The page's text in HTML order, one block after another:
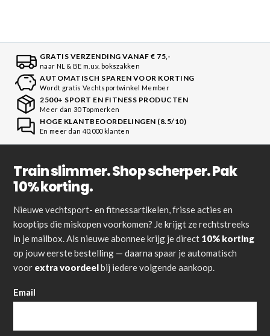
GRATIS VERZENDING VANAF € 75,-
naar NL & BE m.u.v. bokszakken
AUTOMATISCH SPAREN VOOR KORTING
Wordt gratis Vechtsportwinkel Member
2500+ SPORT EN FITNESS PRODUCTEN
Meer dan 30 Topmerken
HOGE KLANTBEOORDELINGEN (8.5/10)
En meer dan 40.000 klanten
Train slimmer. Shop scherper. Pak
10% korting.
Nieuwe vechtsport- en fitnessartikelen, frisse acties en
kooptips die miskopen voorkomen? Je krijgt ze rechtstreeks
in je mailbox. Als nieuwe abonnee krijg je direct 10% korting
op jouw eerste bestelling — daarna spaar je automatisch
voor extra voordeelbij iedere volgende aankoop.
Email